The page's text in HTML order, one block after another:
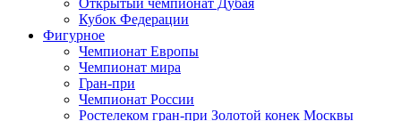
Кубок Федерации
Фигурное
Чемпионат Европы
Чемпионат мира
Гран-при
Чемпионат России
Ростелеком гран-при Золотой конек Москвы